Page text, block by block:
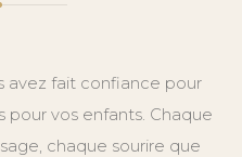
avez fait confiance pour
pour vos enfants. Chaque
chaque sourire que